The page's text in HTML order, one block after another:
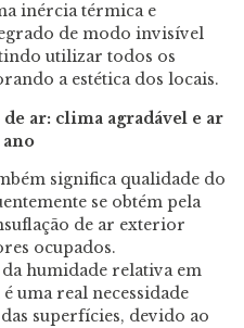
inércia térmica e
de modo invisível
utilizar todos os
a estética dos locais.
ar: clima agradável e ar
significa qualidade do
se obtém pela
de ar exterior
ocupados.
humidade relativa em
uma real necessidade
superfícies, devido ao